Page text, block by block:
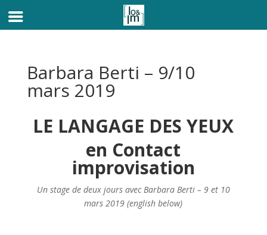
Barbara Berti – 9/10
mars 2019
LE LANGAGE DES YEUX
en Contact
improvisation
Un stage de deux jours avec Barbara Berti – 9 et 10
mars 2019 (english below)